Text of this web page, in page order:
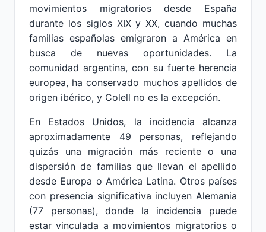
movimientos migratorios desde España
durante los siglos XIX y XX, cuando muchas
familias españolas emigraron a América en
busca de nuevas oportunidades. La
comunidad argentina, con su fuerte herencia
europea, ha conservado muchos apellidos de
origen ibérico, y Colell no es la excepción.
En Estados Unidos, la incidencia alcanza
aproximadamente 49 personas, reflejando
quizás una migración más reciente o una
dispersión de familias que llevan el apellido
desde Europa o América Latina. Otros países
con presencia significativa incluyen Alemania
(77 personas), donde la incidencia puede
estar vinculada a movimientos migratorios o